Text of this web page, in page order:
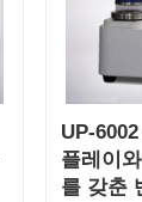
UP-
플레이
를 갖춘